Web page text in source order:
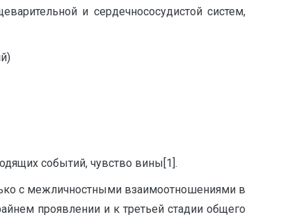
и сердечнососудистой систем,
событий, чувство вины[1].
с межличностными взаимоотношениями в
проявлении и к третьей стадии общего